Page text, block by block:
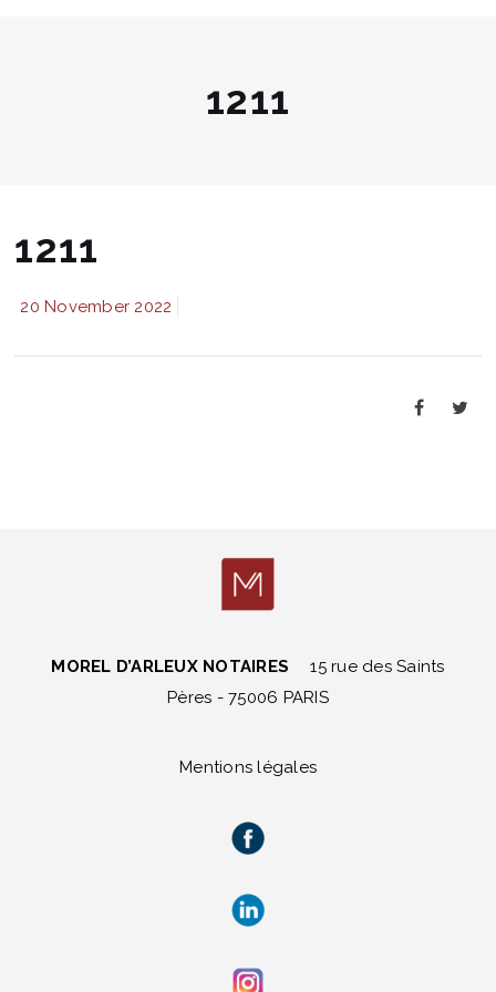
1211
1211
20 November 2022
MOREL D’ARLEUX NOTAIRES
15 rue des Saints
Pères - 75006 PARIS
Mentions légales